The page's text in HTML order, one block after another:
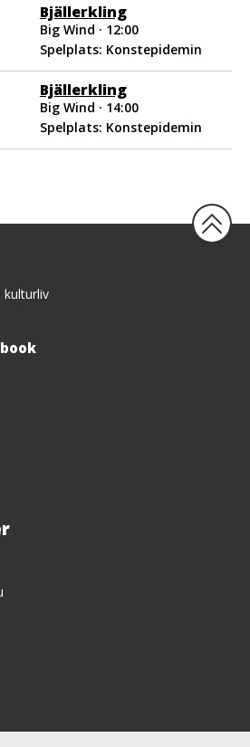
Bjällerkling
Big Wind · 12:00
Spelplats: Konstepidemin
Bjällerkling
Big Wind · 14:00
Spelplats: Konstepidemin
kulturliv